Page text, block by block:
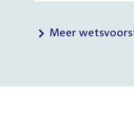
Meer